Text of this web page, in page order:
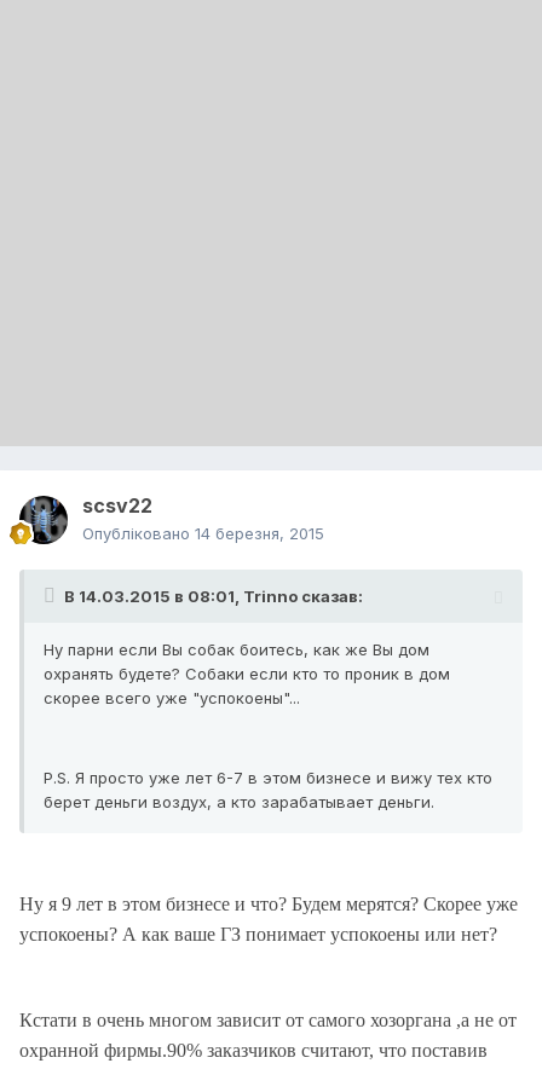
scsv22
Опубліковано 14 березня, 2015
В 14.03.2015 в 08:01, Trinno сказав:
Ну парни если Вы собак боитесь, как же Вы дом
охранять будете? Собаки если кто то проник в дом
скорее всего уже "успокоены"...
P.S. Я просто уже лет 6-7 в этом бизнесе и вижу тех кто
берет деньги воздух, а кто зарабатывает деньги.
Ну я 9 лет в этом бизнесе и что? Будем мерятся? Скорее уже
успокоены? А как ваше ГЗ понимает успокоены или нет?
Кстати в очень многом зависит от самого хозоргана ,а не от
охранной фирмы.90% заказчиков считают, что поставив